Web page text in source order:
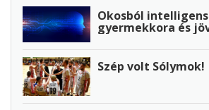
Okosból
gyermekkora és
Szép volt Sólymok!